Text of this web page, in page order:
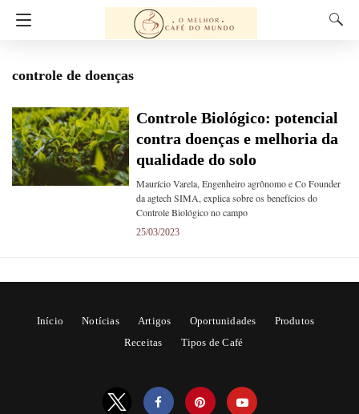
controle de doenças
Controle Biológico: potencial
contra doenças e melhoria da
qualidade do solo
Maurício Varela, Engenheiro agrônomo e Co Founder
da agtech SIMA, explica sobre os benefícios do
Controle Biológico no campo
25/03/2023
Início Notícias Artigos Oportunidades
Produtos
Receitas
Tipos de Café